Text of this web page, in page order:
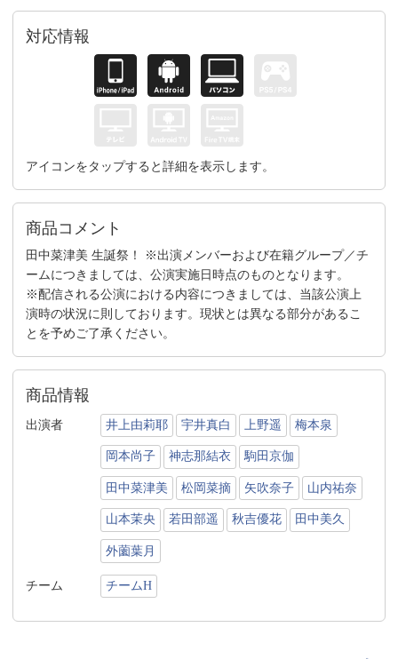
対応情報
アイコンをタップすると詳細を表示します。
商品コメント
田中菜津美 生誕祭！ ※出演メンバーおよび在籍グループ／チ
ームにつきましては、公演実施日時点のものとなります。
※配信される公演における内容につきましては、当該公演上
演時の状況に則しております。現状とは異なる部分があるこ
とを予めご了承ください。
商品情報
出演者 井上由莉耶 宇井真白 上野遥 梅本泉
岡本尚子 神志那結衣 駒田京伽
田中菜津美 松岡菜摘 矢吹奈子 山内祐奈
山本茉央 若田部遥 秋吉優花 田中美久
外薗葉月
チーム チームH